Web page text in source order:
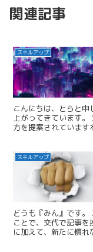
関連記事
スキルアップ
こんにちは、とらと
上がってきています
方を提案されていま
スキルアップ
どうも『みん』です
ことで、交代で記事
に加えて、新たに慣